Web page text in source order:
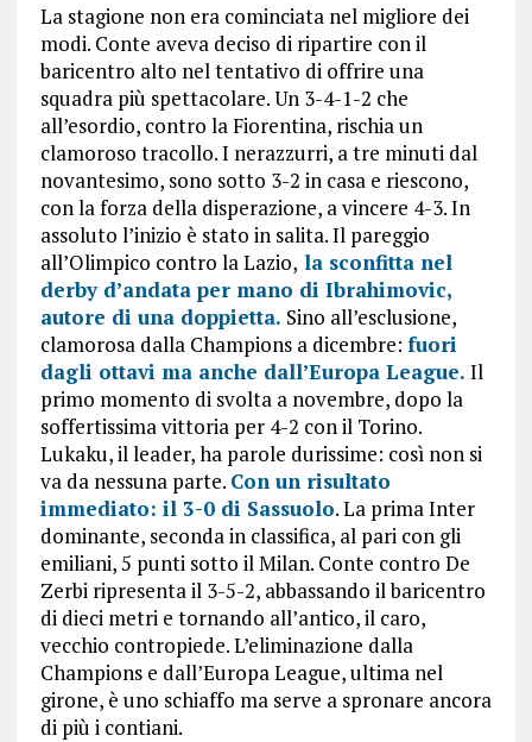
La stagione non era cominciata nel migliore dei
modi. Conte aveva deciso di ripartire con il
baricentro alto nel tentativo di offrire una
squadra più spettacolare. Un 3-4-1-2 che
all’esordio, contro la Fiorentina, rischia un
clamoroso tracollo. I nerazzurri, a tre minuti dal
novantesimo, sono sotto 3-2 in casa e riescono,
con la forza della disperazione, a vincere 4-3. In
assoluto l’inizio è stato in salita. Il pareggio
all’Olimpico contro la Lazio, la sconfitta nel
derby d’andata per mano di Ibrahimovic,
autore di una doppietta. Sino all’esclusione,
clamorosa dalla Champions a dicembre: fuori
dagli ottavi ma anche dall’Europa League. Il
primo momento di svolta a novembre, dopo la
soffertissima vittoria per 4-2 con il Torino.
Lukaku, il leader, ha parole durissime: così non si
va da nessuna parte. Con un risultato
immediato: il 3-0 di Sassuolo. La prima Inter
dominante, seconda in classifica, al pari con gli
emiliani, 5 punti sotto il Milan. Conte contro De
Zerbi ripresenta il 3-5-2, abbassando il baricentro
di dieci metri e tornando all’antico, il caro,
vecchio contropiede. L’eliminazione dalla
Champions e dall’Europa League, ultima nel
girone, è uno schiaffo ma serve a spronare ancora
di più i contiani.